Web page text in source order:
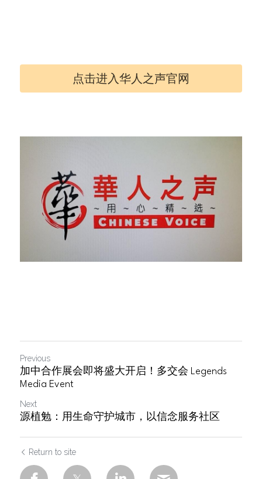
点击进入华人之声官网
Previous
加中合作展会即将盛大开启！多交会 Legends
Media Event
Next
源植勉：用生命守护城市，以信念服务社区
Return to site